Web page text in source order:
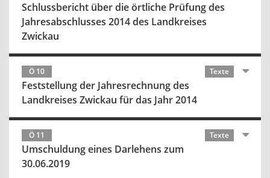
Schlussbericht über die örtliche Prüfung des
Jahresabschlusses 2014 des Landkreises
Zwickau
Ö 10 Texte
Feststellung der Jahresrechnung des
Landkreises Zwickau für das Jahr 2014
Ö 11 Texte
Umschuldung eines Darlehens zum
30.06.2019